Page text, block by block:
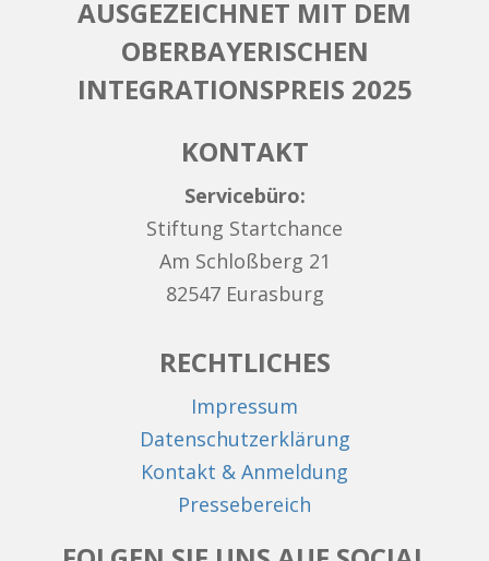
AUSGEZEICHNET MIT DEM
OBERBAYERISCHEN
INTEGRATIONSPREIS 2025
KONTAKT
Servicebüro:
Stiftung Startchance
Am Schloßberg 21
82547 Eurasburg
RECHTLICHES
Impressum
Datenschutzerklärung
Kontakt & Anmeldung
Pressebereich